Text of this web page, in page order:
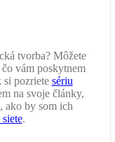
tvorba? Môžete
čo vám poskytnem
si pozriete sériu
na svoje články,
ako by som ich
.